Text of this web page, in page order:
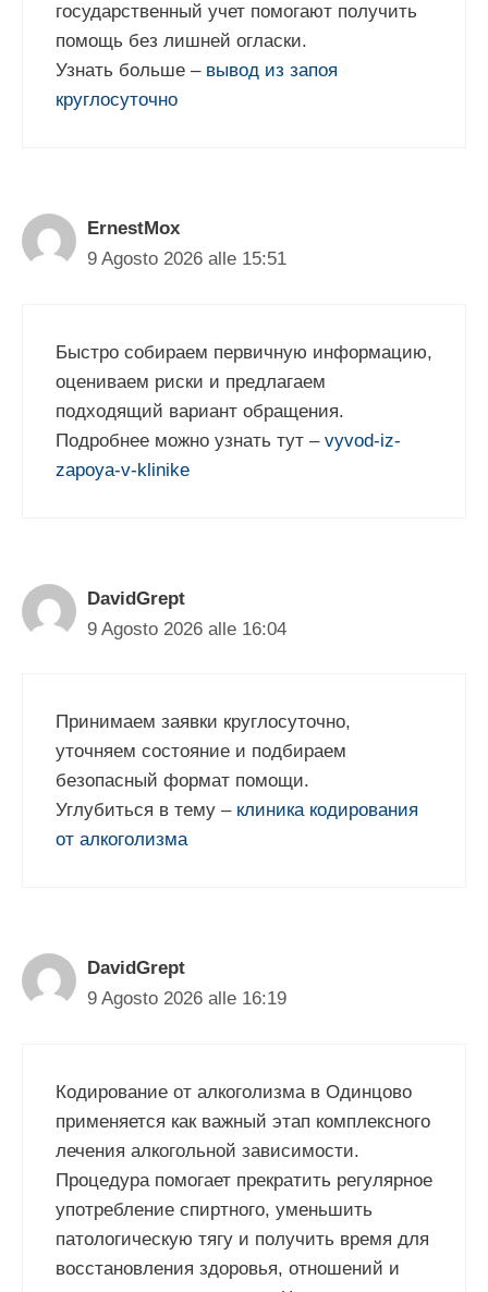
государственный учет помогают получить
помощь без лишней огласки.
Узнать больше – вывод из запоя
круглосуточно
ErnestMox
9 Agosto 2026 alle 15:51
Быстро собираем первичную информацию,
оцениваем риски и предлагаем
подходящий вариант обращения.
Подробнее можно узнать тут – vyvod-iz-
zapoya-v-klinike
DavidGrept
9 Agosto 2026 alle 16:04
Принимаем заявки круглосуточно,
уточняем состояние и подбираем
безопасный формат помощи.
Углубиться в тему – клиника кодирования
от алкоголизма
DavidGrept
9 Agosto 2026 alle 16:19
Кодирование от алкоголизма в Одинцово
применяется как важный этап комплексного
лечения алкогольной зависимости.
Процедура помогает прекратить регулярное
употребление спиртного, уменьшить
патологическую тягу и получить время для
восстановления здоровья, отношений и